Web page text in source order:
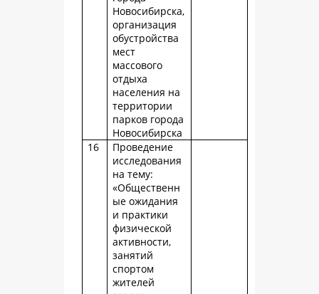
Новосибирска,
организация
обустройства
мест
массового
отдыха
населения на
территории
парков города
Новосибирска
16
Проведение
исследования
на тему:
«Общественн
ые ожидания
и практики
физической
активности,
занятий
спортом
жителей